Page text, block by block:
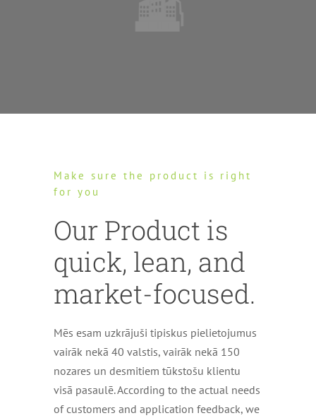
Make sure the product is right
for you
Our Product is
quick, lean, and
market-focused.
Mēs esam uzkrājuši tipiskus pielietojumus
vairāk nekā 40 valstis, vairāk nekā 150
nozares un desmitiem tūkstošu klientu
visā pasaulē.According to the actual needs
of customers and application feedback,we